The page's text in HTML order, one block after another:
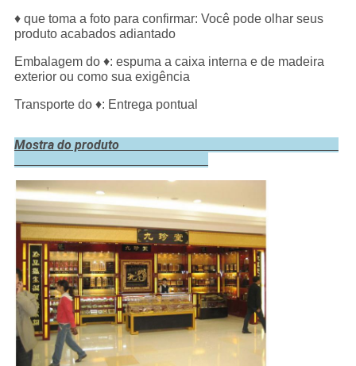
♦ que toma a foto para confirmar: Você pode olhar seus
produto acabados adiantado
Embalagem do ♦: espuma a caixa interna e de madeira
exterior ou como sua exigência
Transporte do ♦: Entrega pontual
Mostra do produto